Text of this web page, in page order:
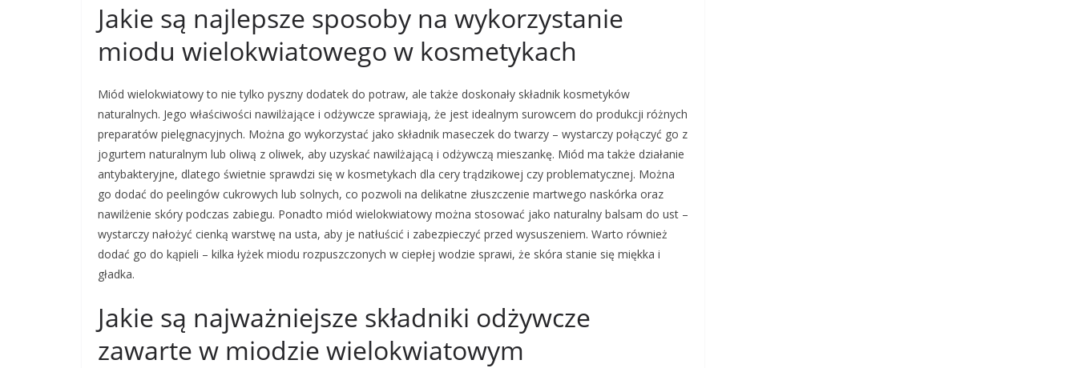
Jakie są najlepsze sposoby na wykorzystanie
miodu wielokwiatowego w kosmetykach
Miód wielokwiatowy to nie tylko pyszny dodatek do potraw, ale także doskonały składnik kosmetyków
naturalnych. Jego właściwości nawilżające i odżywcze sprawiają, że jest idealnym surowcem do produkcji różnych
preparatów pielęgnacyjnych. Można go wykorzystać jako składnik maseczek do twarzy – wystarczy połączyć go z
jogurtem naturalnym lub oliwą z oliwek, aby uzyskać nawilżającą i odżywczą mieszankę. Miód ma także działanie
antybakteryjne, dlatego świetnie sprawdzi się w kosmetykach dla cery trądzikowej czy problematycznej. Można
go dodać do peelingów cukrowych lub solnych, co pozwoli na delikatne złuszczenie martwego naskórka oraz
nawilżenie skóry podczas zabiegu. Ponadto miód wielokwiatowy można stosować jako naturalny balsam do ust –
wystarczy nałożyć cienką warstwę na usta, aby je natłuścić i zabezpieczyć przed wysuszeniem. Warto również
dodać go do kąpieli – kilka łyżek miodu rozpuszczonych w ciepłej wodzie sprawi, że skóra stanie się miękka i
gładka.
Jakie są najważniejsze składniki odżywcze
zawarte w miodzie wielokwiatowym